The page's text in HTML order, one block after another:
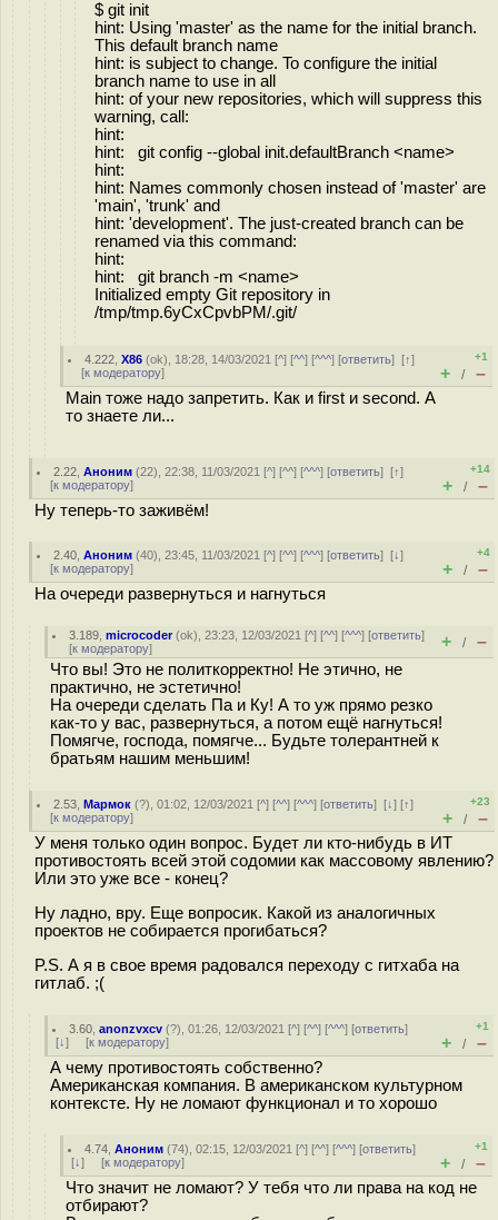
$ git init
hint: Using 'master' as the name for the initial branch.
This default branch name
hint: is subject to change. To configure the initial
branch name to use in all
hint: of your new repositories, which will suppress this
warning, call:
hint:
hint: git config --global init.defaultBranch <name>
hint:
hint: Names commonly chosen instead of 'master' are
'main', 'trunk' and
hint: 'development'. The just-created branch can be
renamed via this command:
hint:
hint: git branch -m <name>
Initialized empty Git repository in
/tmp/tmp.6yCxCpvbPM/.git/
4.222 ,X86 (ok), 18:28, 14/03/2021 [^] [^^] [^^^] [ответить][↑]
[к модератору]
+1
+ / –
Main тоже надо запретить. Как и first и second. А
то знаете ли...
2.22 ,Аноним (22), 22:38, 11/03/2021 [^] [^^] [^^^] [ответить][↑]
[к модератору]
+14
+ / –
Ну теперь-то заживём!
2.40 ,Аноним (40), 23:45, 11/03/2021 [^] [^^] [^^^] [ответить][↓]
[к модератору]
+4
+ / –
На очереди развернуться и нагнуться
3.189 ,microcoder(ok), 23:23, 12/03/2021 [^] [^^] [^^^] [ответить]
[к модератору] + / –
Что вы! Это не политкорректно! Не этично, не
практично, не эстетично!
На очереди сделать Па и Ку! А то уж прямо резко
как-то у вас, развернуться, а потом ещё нагнуться!
Помягче, господа, помягче... Будьте толерантней к
братьям нашим меньшим!
2.53 ,Мармок (?), 01:02, 12/03/2021 [^] [^^] [^^^] [ответить][↓] [↑]
[к модератору]
+23
+ / –
У меня только один вопрос. Будет ли кто-нибудь в ИТ
противостоять всей этой coдомии как массовому явлению?
Или это уже все - конец?
Ну ладно, вру. Еще вопросик. Какой из аналогичных
проектов не собирается прогибаться?
P.S. А я в свое время радовался переходу с гитхаба на
гитлаб. ;(
3.60 ,anonzvxcv (?), 01:26, 12/03/2021 [^] [^^] [^^^] [ответить]
[↓] [к модератору]
+1
+ / –
А чему противостоять собственно?
Американская компания. В американском культурном
контексте. Ну не ломают функционал и то хорошо
4.74 ,Аноним (74), 02:15, 12/03/2021 [^] [^^] [^^^] [ответить]
[↓] [к модератору]
+1
+ / –
Что значит не ломают? У тебя что ли права на код не
отбирают?